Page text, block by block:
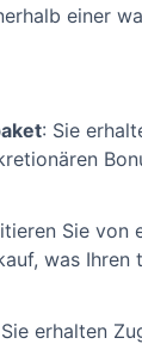
einer
: Sie
Sie von
was
erhalten